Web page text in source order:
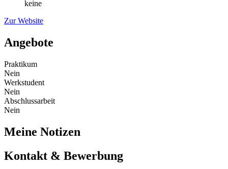
keine
Zur Website
Angebote
Praktikum
Nein
Werkstudent
Nein
Abschlussarbeit
Nein
Meine Notizen
Kontakt & Bewerbung